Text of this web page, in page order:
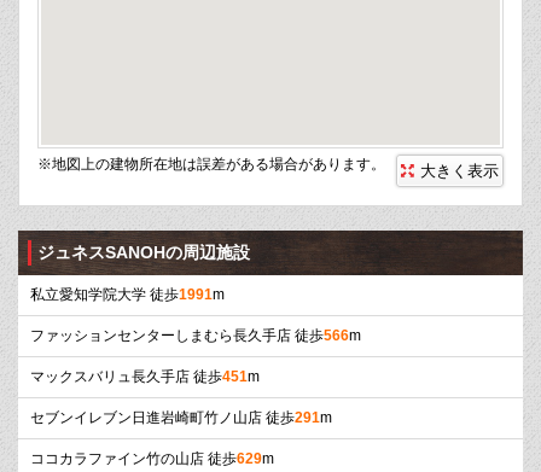
※地図上の建物所在地は誤差がある場合があります。 大きく表示
ジュネスSANOHの周辺施設
私立愛知学院大学 徒歩1991m
ファッションセンターしまむら長久手店 徒歩566m
マックスバリュ長久手店 徒歩451m
セブンイレブン日進岩崎町竹ノ山店 徒歩291m
ココカラファイン竹の山店 徒歩629m